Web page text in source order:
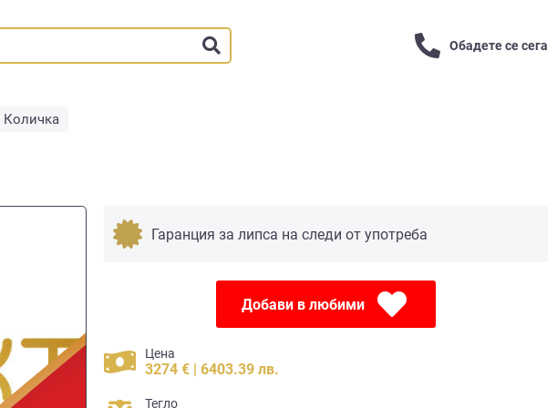
Обадете се сега
Количка
Гаранция за липса на следи от употреба
Добави в любими
Цена
3274 € | 6403.39 лв.
Тегло